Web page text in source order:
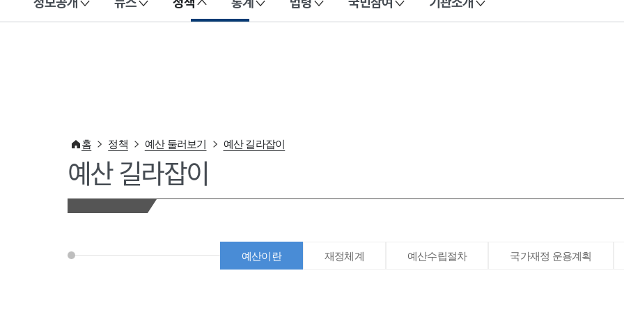
이 누리집은 대한민국 공식 전자정부 누리집입니다.
홈 정책 예산 둘러보기 예산 길라잡이
예산 길라잡이
예산이란 재정체계 예산수립절차 국가재정 운용계획